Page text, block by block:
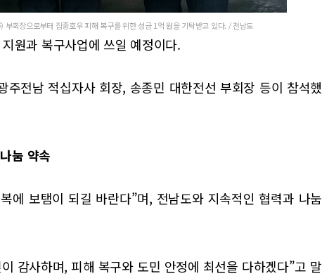
회장으로부터 집중호우 피해 복구를 위한 성금 1억 원을 기탁받고 있다. / 전남도
원과 복구사업에 쓰일 예정이다.
주전남 적십자사 회장, 송종민 대한전선 부회장 등이 참석했
눔 약속
에 보탬이 되길 바란다”며, 전남도와 지속적인 협력과 나눔
감사하며, 피해 복구와 도민 안정에 최선을 다하겠다”고 말